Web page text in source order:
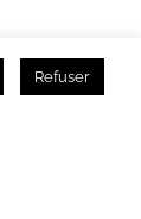
Refuser